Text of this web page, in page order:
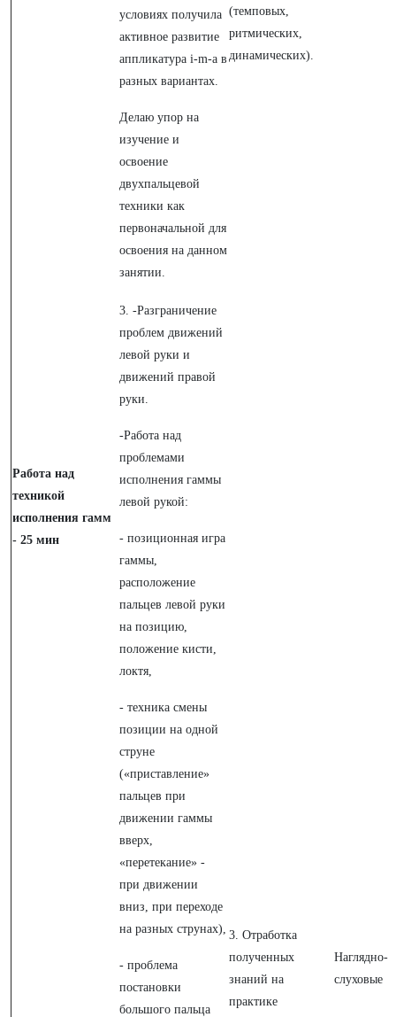
Работа над
техникой
исполнения гамм
- 25 мин
условиях получила
активное развитие
аппликатура i-m-a в
разных вариантах.
Делаю упор на
изучение и
освоение
двухпальцевой
техники как
первоначальной для
освоения на данном
занятии.
(темповых,
ритмических,
динамических).
3. -Разграничение
проблем движений
левой руки и
движений правой
руки.
-Работа над
проблемами
исполнения гаммы
левой рукой:
- позиционная игра
гаммы,
расположение
пальцев левой руки
на позицию,
положение кисти,
локтя,
- техника смены
позиции на одной
струне
(«приставление»
пальцев при
движении гаммы
вверх,
«перетекание» -
при движении
вниз, при переходе
на разных струнах),
- проблема
постановки
большого пальца
3. Отработка
полученных
знаний на
практике
Наглядно-
слуховые